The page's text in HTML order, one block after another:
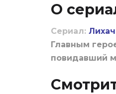
О
Сериал: Лихач
Главным
повидавший